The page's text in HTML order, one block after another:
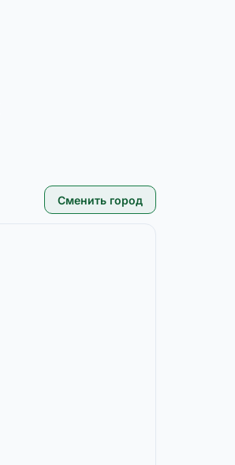
Сменить город